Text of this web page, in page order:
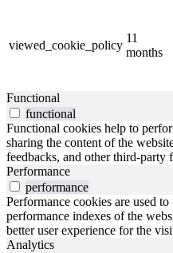
viewed_cookie_policy
11
months
Functional
functional
Functional cookies help to
sharing the content of the
feedbacks, and other third-party
Performance
performance
Performance cookies are used
performance indexes of the
better user experience for the
Analytics